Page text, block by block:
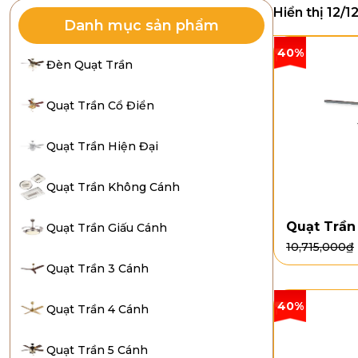
Danh mục sản phẩm
Đèn Quạt Trần
Quạt Trần Cổ Điển
Quạt Trần Hiện Đại
Quạt Trần Không Cánh
Quạt Trần Giấu Cánh
Quạt Trần 3 Cánh
Quạt Trần 4 Cánh
Quạt Trần 5 Cánh
Hiển thị 12/12
40%
Quạt
10,715,000₫
40%